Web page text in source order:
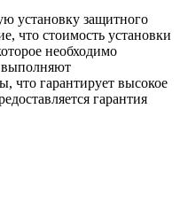
установку защитного
что стоимость установки
необходимо
выполняют
что гарантирует высокое
гарантия